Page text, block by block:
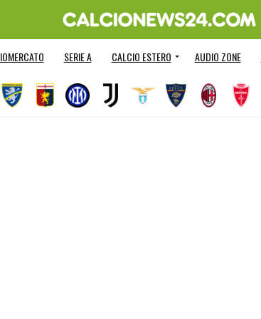
SERIE A CALCIO ESTERO AUDIO ZONE